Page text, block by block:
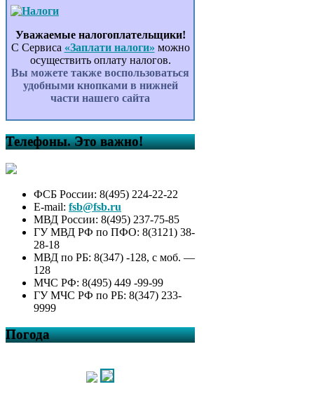
Уважаемые налогоплательщики!
С Сервиса «Заплати налоги» можно
осуществить оплату налогов.
Вы можете также воспользоваться
удобными кнопками в нижней
части нашего сайта
Телефоны. Это важно!
ФСБ России: 8(495) 224-22-22
E-mail: fsb@fsb.ru
МВД России: 8(495) 237-75-85
ГУ МВД РФ по ПФО: 8(3121) 38-
28-18
МВД по РБ: 8(347) -128, с моб. —
128
МЧС РФ: 8(495) 449 -99-99
ГУ МЧС РФ по РБ: 8(347) 233-
9999
Погода